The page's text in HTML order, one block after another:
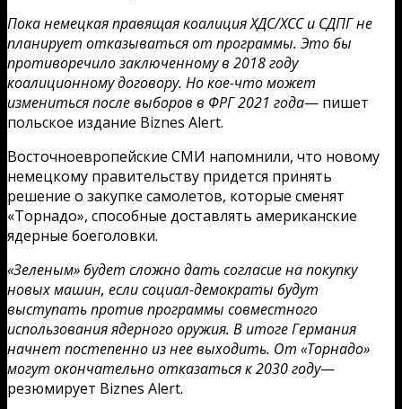
Пока немецкая правящая коалиция ХДС/ХСС и СДПГ не
планирует отказываться от программы. Это бы
противоречило заключенному в 2018 году
коалиционному договору. Но кое-что может
измениться после выборов в ФРГ 2021 года— пишет
польское издание Biznes Alert.
Восточноевропейские СМИ напомнили, что новому
немецкому правительству придется принять
решение о закупке самолетов, которые сменят
«Торнадо», способные доставлять американские
ядерные боеголовки.
«Зеленым» будет сложно дать согласие на покупку
новых машин, если социал-демократы будут
выступать против программы совместного
использования ядерного оружия. В итоге Германия
начнет постепенно из нее выходить. От «Торнадо»
могут окончательно отказаться к 2030 году—
резюмирует Biznes Alert.